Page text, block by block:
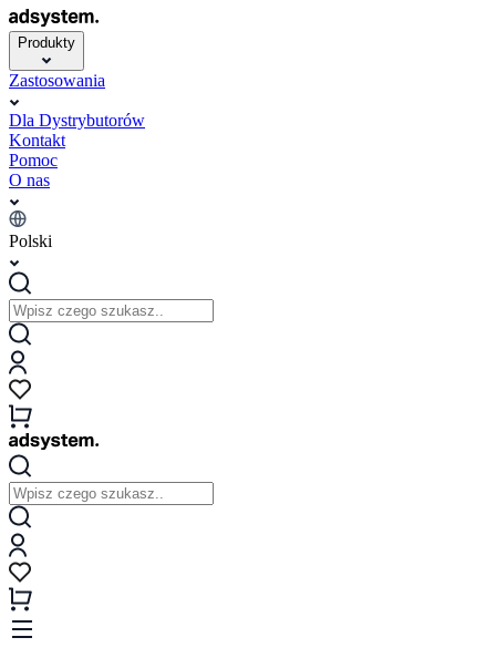
Produkty
Zastosowania
Dla Dystrybutorów
Kontakt
Pomoc
O nas
Polski